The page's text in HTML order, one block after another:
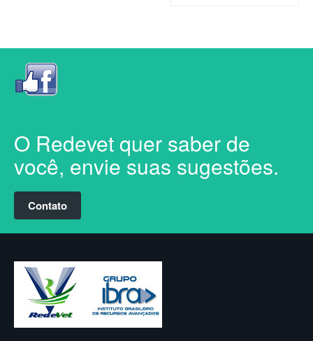
O Redevet quer saber de
você, envie suas sugestões.
Contato